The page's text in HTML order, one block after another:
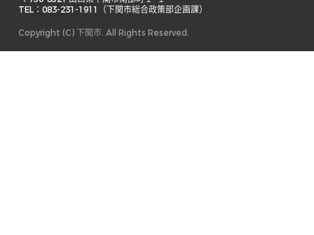
TEL：083-231-1911（下関市総合政策部企画課）
Copyright (C) 下関市. All Rights Reserved.